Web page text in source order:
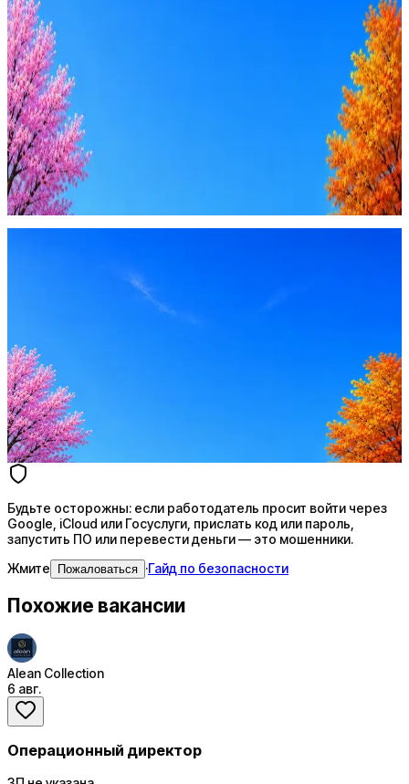
Будьте осторожны: если работодатель просит войти через
Google, iCloud или Госуслуги, прислать код или пароль,
запустить ПО или перевести деньги — это мошенники.
Жмите Пожаловаться
Стратегия поиска с AI: рынки, позиции, вилка, каналы
Будьте осторожны: если работодатель просит войти через
Google, iCloud или Госуслуги, прислать код или пароль,
запустить ПО или перевести деньги — это мошенники.
Жмите
Пожаловаться ·Гайд по безопасности
Похожие вакансии
Alean Collection
6 авг.
Операционный директор